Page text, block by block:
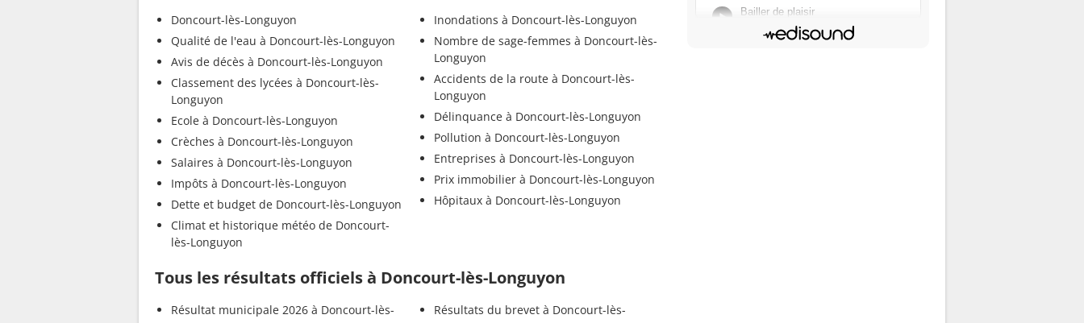
Doncourt-lès-Longuyon
Qualité de l'eau à Doncourt-lès-Longuyon
Avis de décès à Doncourt-lès-Longuyon
Classement des lycées à Doncourt-lès-
Longuyon
Ecole à Doncourt-lès-Longuyon
Crèches à Doncourt-lès-Longuyon
Salaires à Doncourt-lès-Longuyon
Impôts à Doncourt-lès-Longuyon
Dette et budget de Doncourt-lès-Longuyon
Climat et historique météo de Doncourt-
lès-Longuyon
Inondations à Doncourt-lès-Longuyon
Nombre de sage-femmes à Doncourt-lès-
Longuyon
Accidents de la route à Doncourt-lès-
Longuyon
Délinquance à Doncourt-lès-Longuyon
Pollution à Doncourt-lès-Longuyon
Entreprises à Doncourt-lès-Longuyon
Prix immobilier à Doncourt-lès-Longuyon
Hôpitaux à Doncourt-lès-Longuyon
Tous les résultats officiels à Doncourt-lès-Longuyon
Résultat municipale 2026 à Doncourt-lès-
Résultats du brevet à Doncourt-lès-